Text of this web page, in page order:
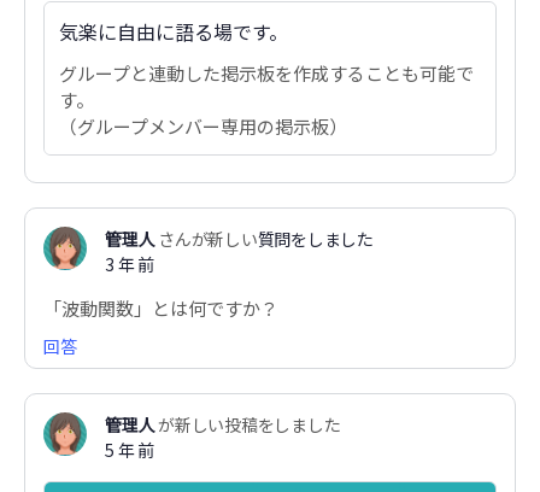
気楽に自由に語る場です。
グループと連動した掲示板を作成することも可能で
す。
（グループメンバー専用の掲示板）
管理人さんが新しい質問をしました
3 年 前
「波動関数」とは何ですか？
回答
管理人が新しい投稿をしました
5 年 前